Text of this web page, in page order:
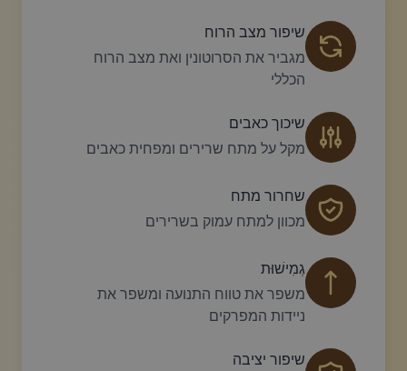
שיפור מצב הרוח
מגביר את הסרוטונין ואת מצב הרוח
הכללי
שיכוך כאבים
מקל על מתח שרירים ומפחית כאבים
שחרור מתח
מכוון למתח עמוק בשרירים
גְמִישׁוּת
משפר את טווח התנועה ומשפר את
ניידות המפרקים
שיפור יציבה